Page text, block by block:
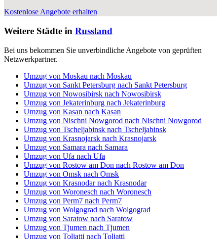
Kostenlose Angebote erhalten
Weitere Städte in Russland
Bei uns bekommen Sie unverbindliche Angebote von geprüften
Netzwerkpartner.
Umzug von Moskau nach Moskau
Umzug von Sankt Petersburg nach Sankt Petersburg
Umzug von Nowosibirsk nach Nowosibirsk
Umzug von Jekaterinburg nach Jekaterinburg
Umzug von Kasan nach Kasan
Umzug von Nischni Nowgorod nach Nischni Nowgorod
Umzug von Tscheljabinsk nach Tscheljabinsk
Umzug von Krasnojarsk nach Krasnojarsk
Umzug von Samara nach Samara
Umzug von Ufa nach Ufa
Umzug von Rostow am Don nach Rostow am Don
Umzug von Omsk nach Omsk
Umzug von Krasnodar nach Krasnodar
Umzug von Woronesch nach Woronesch
Umzug von Perm7 nach Perm7
Umzug von Wolgograd nach Wolgograd
Umzug von Saratow nach Saratow
Umzug von Tjumen nach Tjumen
Umzug von Toljatti nach Toljatti